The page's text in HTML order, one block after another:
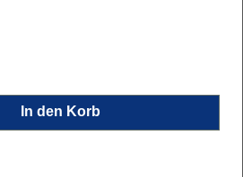
In den Korb